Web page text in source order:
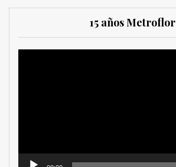
15 años Metroflor